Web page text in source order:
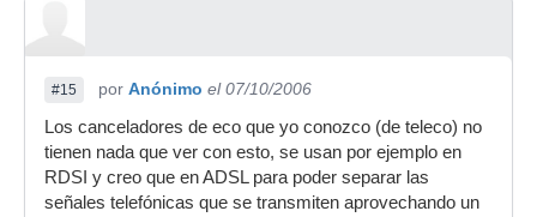
#15 por Anónimo el 07/10/2006
Los canceladores de eco que yo conozco (de teleco) no
tienen nada que ver con esto, se usan por ejemplo en
RDSI y creo que en ADSL para poder separar las
señales telefónicas que se transmiten aprovechando un